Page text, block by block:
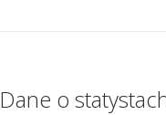
Dane o